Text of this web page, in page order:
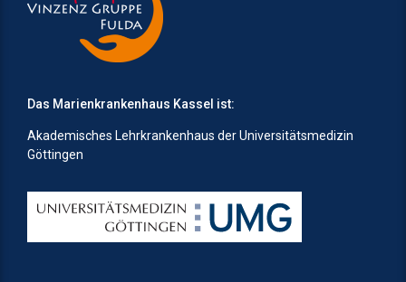
Das Marienkrankenhaus Kassel ist:
Akademisches Lehrkrankenhaus der Universitätsmedizin
Göttingen